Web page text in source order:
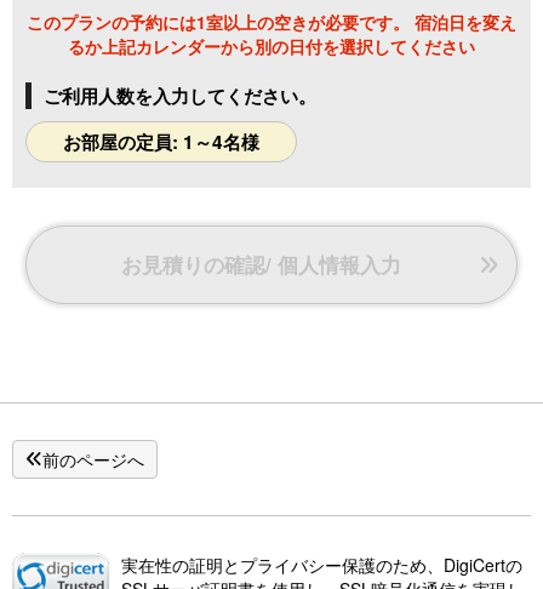
※万が一、ご予約名を変えての計大人が7名以上のご予約がご
入場後に発見した場合は即ご退場いただきます
※その際の返金はいたしません
・お部屋の中は禁煙です
・バンガローによって無料駐車台数が異なります
・BBQスペースは、屋根・椅子・かまど が備え付けになりま
・あみ・鉄板・炭 等は付属しておりませんので、お持ち込み
・ゴミは分別し、指定の場所へ廃棄してください
いかねます
・荒川は遊泳禁止です
このプランの予約には1室以上の空きが必要です。 宿泊日を変え
るか上記カレンダーから別の日付を選択してください
ご利用人数を入力してください。
お部屋の定員: 1～4名様
お見積りの確認/ 個人情報入力
前のページへ
実在性の証明とプライバシー保護のため、DigiCertの